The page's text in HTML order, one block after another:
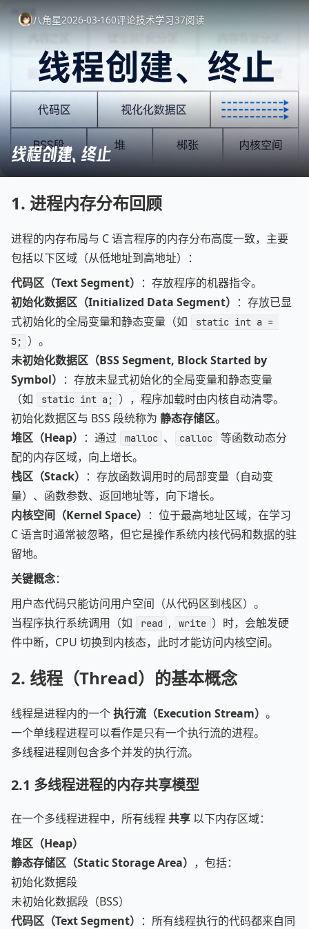
八角星2026-03-160评论技术学习37阅读
线程创建、终止
1. 进程内存分布回顾
进程的内存布局与 C 语言程序的内存分布高度一致，主要
包括以下区域（从低地址到高地址）：
代码区（Text Segment） ：存放程序的机器指令。
初始化数据区（Initialized Data Segment） ：存放已显
式初始化的全局变量和静态变量（如
static int a =
5;
）。
未初始化数据区（BSS Segment, Block Started by
Symbol） ：存放未显式初始化的全局变量和静态变量
（如
static int a;
），程序加载时由内核自动清零。
初始化数据区与 BSS 段统称为 静态存储区。
堆区（Heap） ：通过 malloc 、 calloc
等函数动态分
配的内存区域，向上增长。
栈区（Stack） ：存放函数调用时的局部变量（自动变
量）、函数参数、返回地址等，向下增长。
内核空间（Kernel Space） ：位于最高地址区域，在学习
C 语言时通常被忽略，但它是操作系统内核代码和数据的驻
留地。
关键概念：
用户态代码只能访问用户空间（从代码区到栈区）。
当程序执行系统调用（如
read , write ）时，会触发硬
件中断，CPU 切换到内核态，此时才能访问内核空间。
2. 线程（Thread）的基本概念
线程是进程内的一个执行流（Execution Stream） 。
一个单线程进程可以看作是只有一个执行流的进程。
多线程进程则包含多个并发的执行流。
2.1 多线程进程的内存共享模型
在一个多线程进程中，所有线程 共享 以下内存区域：
堆区（Heap）
静态存储区（Static Storage Area） ，包括：
初始化数据段
未初始化数据段（BSS）
代码区（Text Segment） ：所有线程执行的代码都来自同